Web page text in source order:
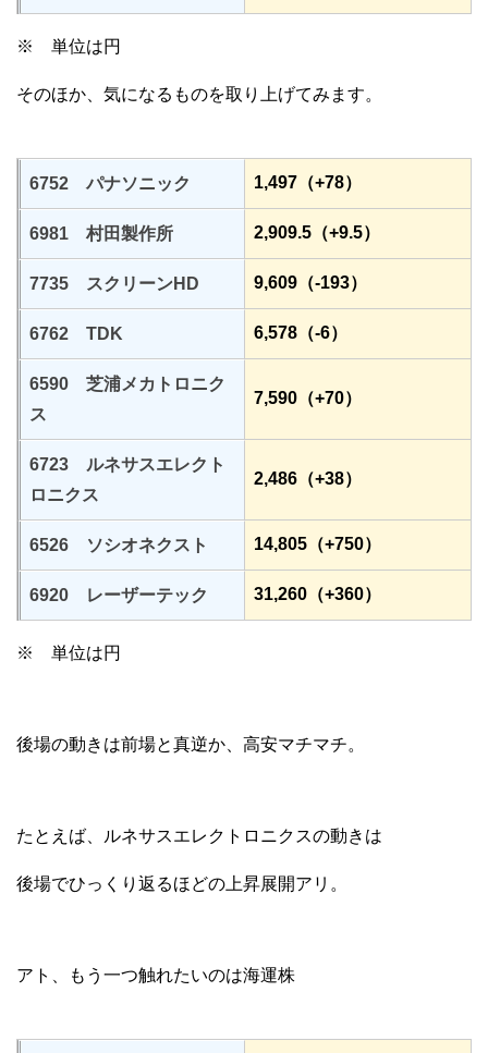
※ 単位は円
そのほか、気になるものを取り上げてみます。
6752 パナソニック 1,497（+78）
6981 村田製作所 2,909.5（+9.5）
7735 スクリーンHD 9,609（-193）
6762 TDK 6,578（-6）
6590 芝浦メカトロニク
ス
7,590（+70）
6723 ルネサスエレクト
ロニクス
2,486（+38）
6526 ソシオネクスト 14,805（+750）
6920 レーザーテック 31,260（+360）
※ 単位は円
後場の動きは前場と真逆か、高安マチマチ。
たとえば、ルネサスエレクトロニクスの動きは
後場でひっくり返るほどの上昇展開アリ。
アト、もう一つ触れたいのは海運株